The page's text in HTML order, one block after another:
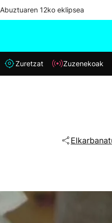
Abuztuaren 12ko eklipsea
Zuretzat Zuzenekoak